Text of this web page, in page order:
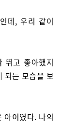
데, 우리 같이
뛰고 좋아했지
되는 모습을 보
아이였다. 나의